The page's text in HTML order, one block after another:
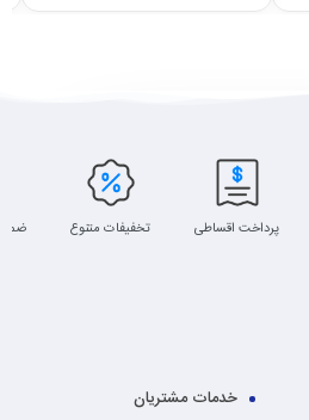
پرداخت اقساطی تخفیفات متنوع
خدمات مشتریان